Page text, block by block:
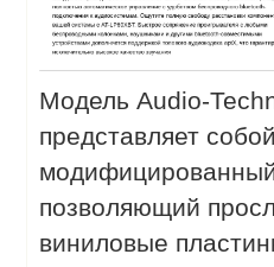
Модель Audio-
представляет собой
позволяющий
виниловые